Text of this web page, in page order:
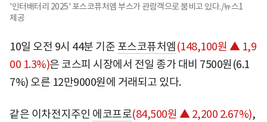
'인터배터리 2025' 포스코퓨처엠 부스가 관람객으로 붐비고 있다./뉴스1
제공
10일 오전 9시 44분 기준 포스코퓨처엠(148,100원 ▲ 1,9
00 1.3%)은 코스피 시장에서 전일 종가 대비 7500원(6.1
7%) 오른 12만9000원에 거래되고 있다.
같은 이차전지주인 에코프로(84,500원 ▲ 2,200 2.67%),